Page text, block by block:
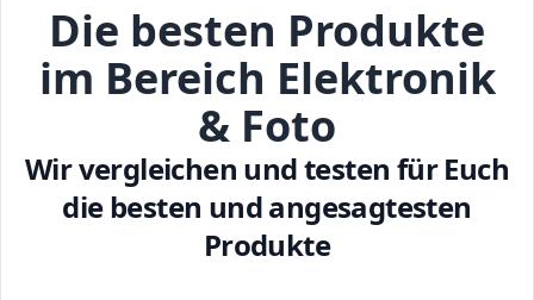
Die besten Produkte
im Bereich Elektronik
& Foto
Wir vergleichen und testen für Euch
die besten und angesagtesten
Produkte